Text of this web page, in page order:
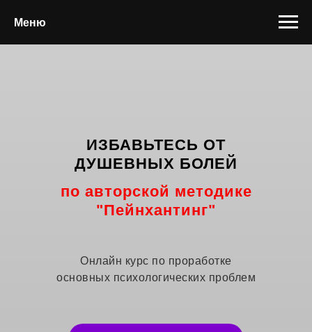
Меню
ИЗБАВЬТЕСЬ ОТ
ДУШЕВНЫХ БОЛЕЙ
Онлайн курс по проработке
основных психологических проблем
по авторской методике
"Пейнхантинг"